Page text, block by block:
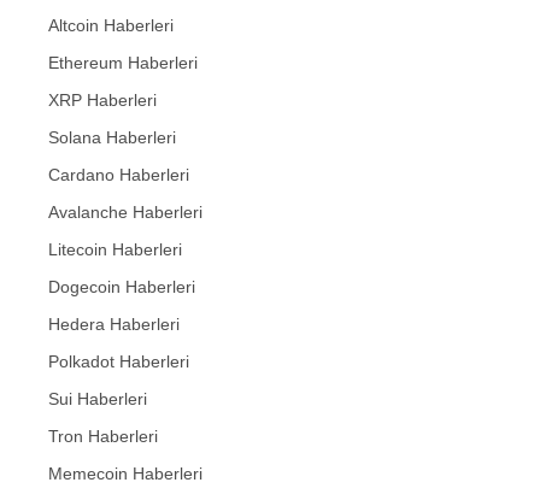
Altcoin Haberleri
Ethereum Haberleri
XRP Haberleri
Solana Haberleri
Cardano Haberleri
Avalanche Haberleri
Litecoin Haberleri
Dogecoin Haberleri
Hedera Haberleri
Polkadot Haberleri
Sui Haberleri
Tron Haberleri
Memecoin Haberleri